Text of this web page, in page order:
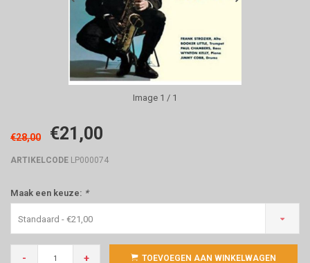
Image 1 / 1
€28,00 €21,00
ARTIKELCODE LP000074
Maak een keuze: *
Standaard - €21,00
- + TOEVOEGEN AAN WINKELWAGEN